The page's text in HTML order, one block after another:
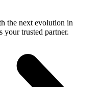
the next evolution in
your trusted partner.